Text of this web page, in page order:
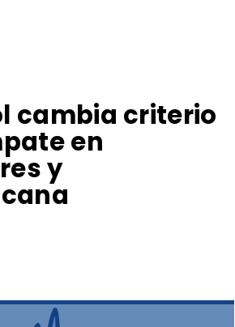
cambia criterio
en
y